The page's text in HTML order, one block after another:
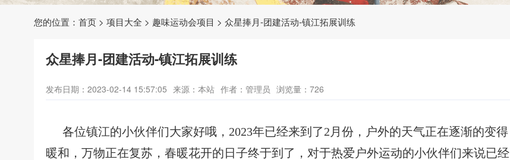
您的位置： 首页 > 项目大全 > 趣味运动会项目 > 众星捧月-团建活动-镇江拓展训练
众星捧月-团建活动-镇江拓展训练
发布日期：2023-02-14 15:57:05 来源：本站 作者：管理员 浏览量： 726
各位镇江的小伙伴们大家好哦， 2023年已经来到了2月份，户外的天气正在逐渐的变得
暖和，万物正在复苏，春暖花开的日子终于到了，对于热爱户外运动的小伙伴们来说已经